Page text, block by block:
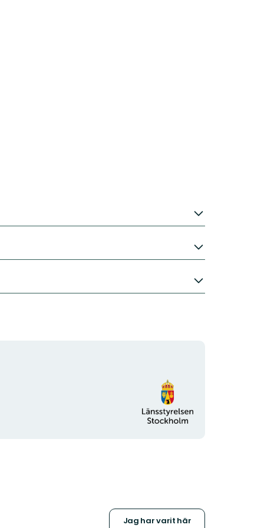
Organisationens
logotyp
Jag har varit här